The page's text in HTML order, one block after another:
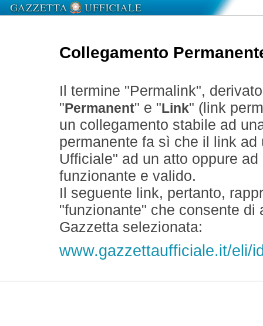
Collegamento
Il termine "Permalink",
" Permanent" e " Link" (link
un collegamento stabile ad
permanente fa sì che il link
Ufficiale" ad un atto oppure
funzionante e valido.
Il seguente link, pertanto,
"funzionante" che consente
Gazzetta selezionata:
www.gazzettaufficiale.it/eli/